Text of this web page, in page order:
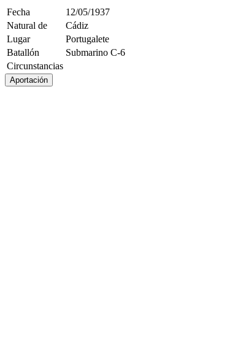
Fecha
12/05/1937
Natural de
Cádiz
Lugar
Portugalete
Batallón
Submarino C-6
Circunstancias